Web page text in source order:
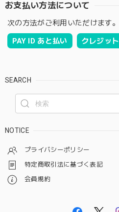
お支払い方法について
次の方法がご利用いただけます。
PAY ID あと払い クレジッ
SEARCH
NOTICE
プライバシーポリシー
特定商取引法に基づく表記
会員規約